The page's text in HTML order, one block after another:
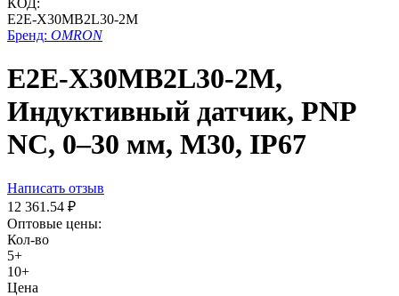
КОД:
E2E-X30MB2L30-2M
Бренд: OMRON
E2E-X30MB2L30-2M,
Индуктивный датчик, PNP
NC, 0–30 мм, М30, IP67
Написать отзыв
12 361.54 ₽
Оптовые цены:
Кол-во
5+
10+
Цена